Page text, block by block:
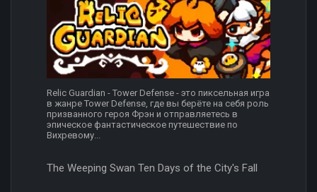
Relic Guardian - Tower Defense - это пиксельная игра
в жанре Tower Defense, где вы берёте на себя роль
призванного героя Фрэн и отправляетесь в
эпическое фантастическое путешествие по
Вихревому...
The Weeping Swan Ten Days of the City's Fall